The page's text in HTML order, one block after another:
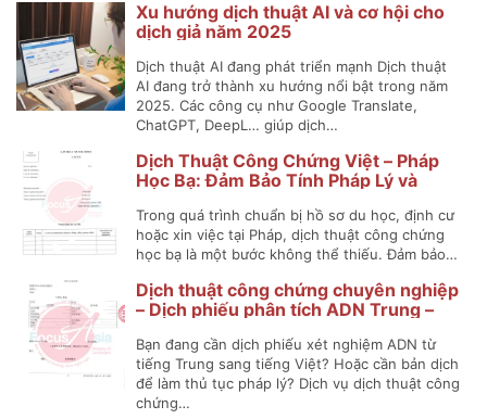
Xu hướng dịch thuật AI và cơ hội cho
dịch giả năm 2025
Dịch thuật AI đang phát triển mạnh Dịch thuật
AI đang trở thành xu hướng nổi bật trong năm
2025. Các công cụ như Google Translate,
ChatGPT, DeepL… giúp dịch…
Dịch Thuật Công Chứng Việt – Pháp
Học Bạ: Đảm Bảo Tính Pháp Lý và
Trong quá trình chuẩn bị hồ sơ du học, định cư
hoặc xin việc tại Pháp, dịch thuật công chứng
học bạ là một bước không thể thiếu. Đảm bảo…
Dịch thuật công chứng chuyên nghiệp
– Dịch phiếu phân tích ADN Trung –
Bạn đang cần dịch phiếu xét nghiệm ADN từ
tiếng Trung sang tiếng Việt? Hoặc cần bản dịch
để làm thủ tục pháp lý? Dịch vụ dịch thuật công
chứng…